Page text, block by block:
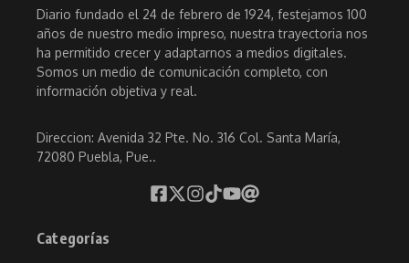
Diario fundado el 24 de febrero de 1924, festejamos 100
años de nuestro medio impreso, nuestra trayectoria nos
ha permitido crecer y adaptarnos a medios digitales.
Somos un medio de comunicación completo, con
información objetiva y real.
Direccion: Avenida 32 Pte. No. 316 Col. Santa María,
72080 Puebla, Pue..
Categorías